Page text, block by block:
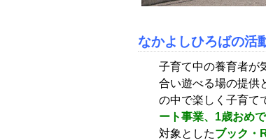
なかよしひろばの活
子育て中の養育者が
合い遊べる場の提供
の中で楽しく子育て
ート事業、1歳おめ
対象としたブック・